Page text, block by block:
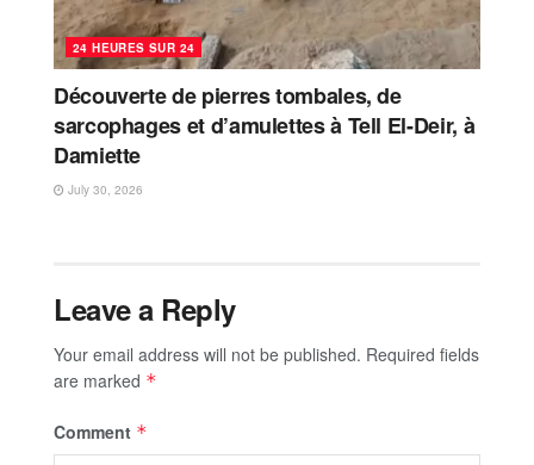
24 HEURES SUR 24
Découverte de pierres tombales, de
sarcophages et d’amulettes à Tell El-Deir, à
Damiette
July 30, 2026
Leave a Reply
Your email address will not be published. Required fields
are marked *
Comment *